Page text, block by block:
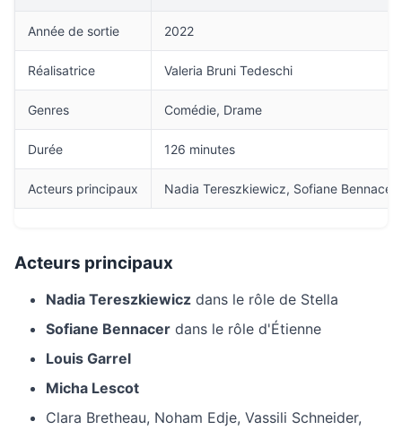
Année de sortie 2022
Réalisatrice Valeria Bruni Tedeschi
Genres Comédie, Drame
Durée 126 minutes
Acteurs principaux Nadia Tereszkiewicz, Sofiane
Acteurs principaux
Nadia Tereszkiewicz dans le rôle de Stella
Sofiane Bennacer dans le rôle d'Étienne
Louis Garrel
Micha Lescot
Clara Bretheau, Noham Edje, Vassili Schneider,